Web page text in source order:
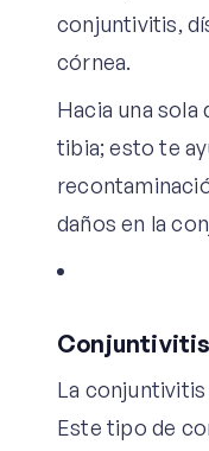
conjuntivitis,
córnea.
Hacia una
tibia; esto te
daños en la
La
Este tipo de